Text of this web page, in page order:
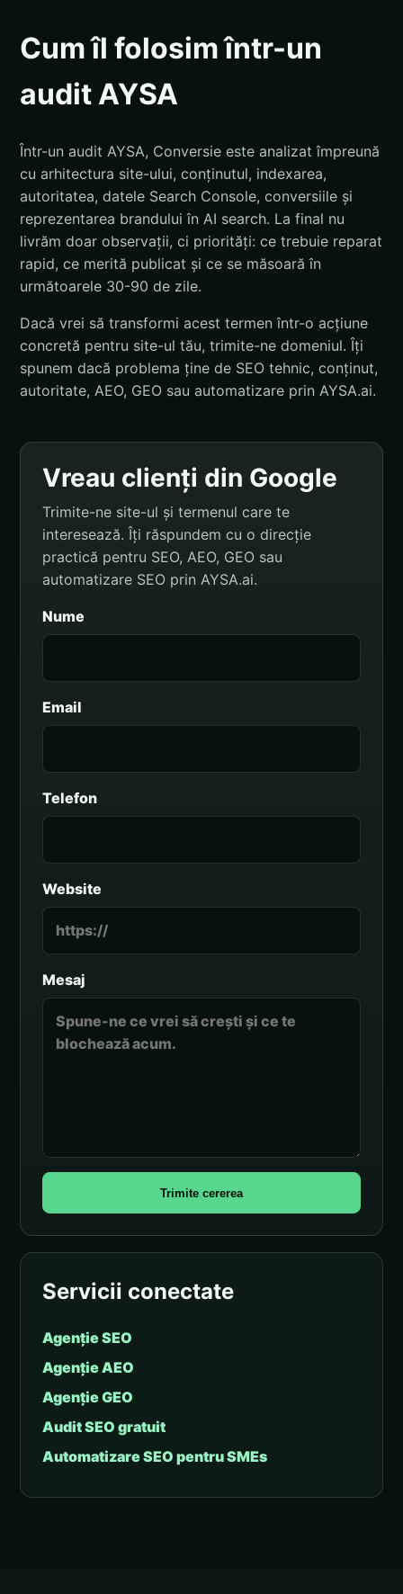
Cum îl folosim într-un
audit AYSA
Într-un audit AYSA, Conversie este analizat împreună
cu arhitectura site-ului, conținutul, indexarea,
autoritatea, datele Search Console, conversiile și
reprezentarea brandului în AI search. La final nu
livrăm doar observații, ci priorități: ce trebuie reparat
rapid, ce merită publicat și ce se măsoară în
următoarele 30-90 de zile.
Dacă vrei să transformi acest termen într-o acțiune
concretă pentru site-ul tău, trimite-ne domeniul. Îți
spunem dacă problema ține de SEO tehnic, conținut,
autoritate, AEO, GEO sau automatizare prin AYSA.ai.
Vreau clienți din Google
Trimite-ne site-ul și termenul care te
interesează. Îți răspundem cu o direcție
practică pentru SEO, AEO, GEO sau
automatizare SEO prin AYSA.ai.
Nume
Email
Telefon
Website
Mesaj
Trimite cererea
Servicii conectate
Agenție SEO
Agenție AEO
Agenție GEO
Audit SEO gratuit
Automatizare SEO pentru SMEs